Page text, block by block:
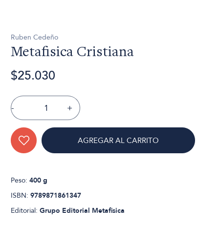
Ruben Cedeño
Metafisica Cristiana
$25.030
- +
AGREGAR AL CARRITO
Peso:400 g
ISBN:9789871861347
Editorial:Grupo Editorial Metafisica